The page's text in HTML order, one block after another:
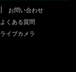
お問い合わせ
よくある質問
ライブカメラ